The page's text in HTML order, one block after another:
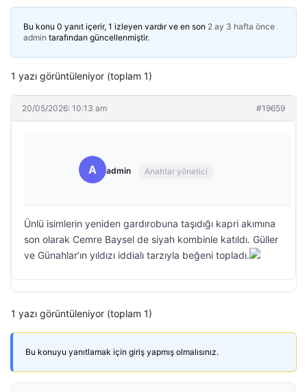
Bu konu 0 yanıt içerir, 1 izleyen vardır ve en son 2 ay 3 hafta önce
admin tarafından güncellenmiştir.
1 yazı görüntüleniyor (toplam 1)
20/05/2026: 10:13 am #19659
A admin Anahtar yönetici
Ünlü isimlerin yeniden gardırobuna taşıdığı kapri akımına
son olarak Cemre Baysel de siyah kombinle katıldı. Güller
ve Günahlar’ın yıldızı iddialı tarzıyla beğeni topladı.
1 yazı görüntüleniyor (toplam 1)
Bu konuyu yanıtlamak için giriş yapmış olmalısınız.